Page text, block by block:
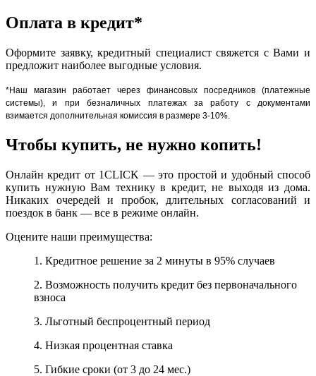
Оплата в кредит*
Оформите заявку, кредитный специалист свяжется с Вами и
предложит наиболее выгодные условия.
*Наш магазин работает через финансовых посредников (платежные
системы), и при безналичных платежах за работу с документами
взимается дополнительная комиссия в размере 3-10%.
Чтобы купить, не нужно копить!
Онлайн кредит от 1CLICK — это простой и удобный способ
купить нужную Вам технику в кредит, не выходя из дома.
Никаких очередей и пробок, длительных согласований и
поездок в банк — все в режиме онлайн.
Оцените наши преимущества:
1. Кредитное решение за 2 минуты в 95% случаев
2. Возможность получить кредит без первоначального
взноса
3. Льготный беспроцентный период
4. Низкая процентная ставка
5. Гибкие сроки (от 3 до 24 мес.)